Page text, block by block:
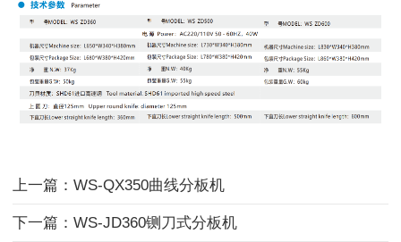
上一篇：WS-QX350曲线分板机
下一篇：WS-JD360铡刀式分板机